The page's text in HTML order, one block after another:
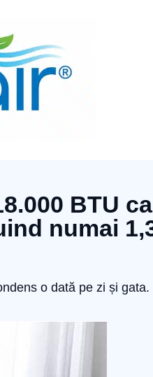
BTU
numai
o dată pe zi și gata.